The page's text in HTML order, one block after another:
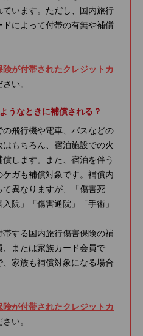
います。ただし、国内旅行
によって付帯の有無や補償
険が付帯されたクレジットカ
い。
うなときに補償される？
飛行機や電車、バスなどの
もちろん、宿泊施設での火
します。また、宿泊を伴う
ガも補償対象です。補償内
異なりますが、「傷害死
院」「傷害通院」「手術」
する国内旅行傷害保険の補
または家族カード会員で
家族も補償対象になる場合
険が付帯されたクレジットカ
い。